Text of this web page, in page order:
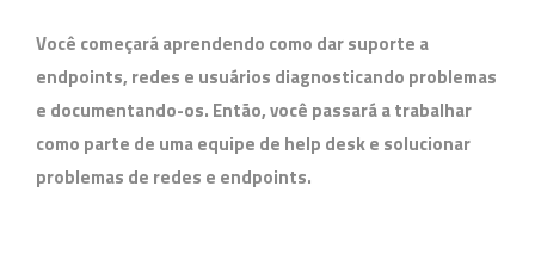
Você começará aprendendo como dar suporte a
endpoints, redes e usuários diagnosticando problemas
e documentando-os. Então, você passará a trabalhar
como parte de uma equipe de help desk e solucionar
problemas de redes e endpoints.